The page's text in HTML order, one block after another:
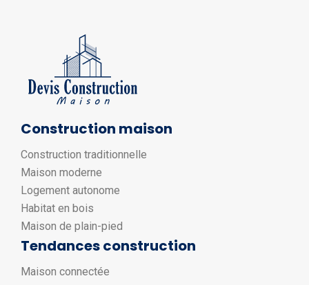
Construction maison
Construction traditionnelle
Maison moderne
Logement autonome
Habitat en bois
Maison de plain-pied
Tendances construction
Maison connectée